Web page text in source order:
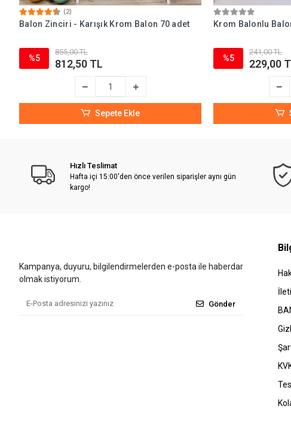
(2)
Balon Zinciri - Karışık Krom Balon 70 adet
%5
855,00 TL
812,50 TL
Sepete Ekle
Krom Balonlu
%5
241,00 TL
229,00
Hızlı Teslimat
Hafta içi 15:00'den önce verilen siparişler aynı gün
kargo!
Kampanya, duyuru, bilgilendirmelerden e-posta ile haberdar
olmak istiyorum.
Gönder